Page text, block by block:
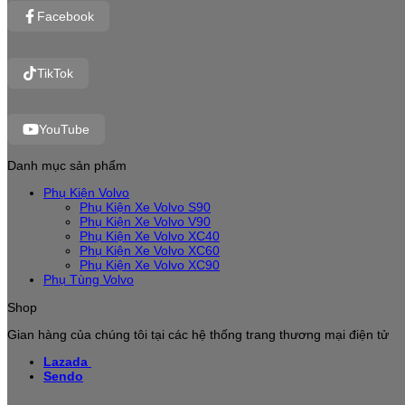
Facebook
TikTok
YouTube
Danh mục sản phẩm
Phụ Kiện Volvo
Phụ Kiện Xe Volvo S90
Phụ Kiện Xe Volvo V90
Phụ Kiện Xe Volvo XC40
Phụ Kiện Xe Volvo XC60
Phụ Kiện Xe Volvo XC90
Phụ Tùng Volvo
Shop
Gian hàng của chúng tôi tại các hệ thống trang thương mại điện tử
Lazada
Sendo